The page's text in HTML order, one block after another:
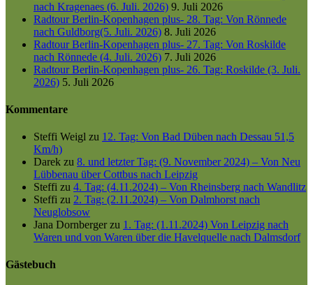
nach Kragenaes (6. Juli. 2026) 9. Juli 2026
Radtour Berlin-Kopenhagen plus- 28. Tag: Von Rönnede
nach Guldborg(5. Juli. 2026) 8. Juli 2026
Radtour Berlin-Kopenhagen plus- 27. Tag: Von Roskilde
nach Rönnede (4. Juli. 2026) 7. Juli 2026
Radtour Berlin-Kopenhagen plus- 26. Tag: Roskilde (3. Juli.
2026) 5. Juli 2026
Kommentare
Steffi Weigl zu 12. Tag: Von Bad Düben nach Dessau 51,5
Km/h)
Darek zu 8. und letzter Tag: (9. November 2024) – Von Neu
Lübbenau über Cottbus nach Leipzig
Steffi zu 4. Tag: (4.11.2024) – Von Rheinsberg nach Wandlitz
Steffi zu 2. Tag: (2.11.2024) – Von Dalmhorst nach
Neuglobsow
Jana Dornbergerzu 1. Tag: (1.11.2024) Von Leipzig nach
Waren und von Waren über die Havelquelle nach Dalmsdorf
Gästebuch